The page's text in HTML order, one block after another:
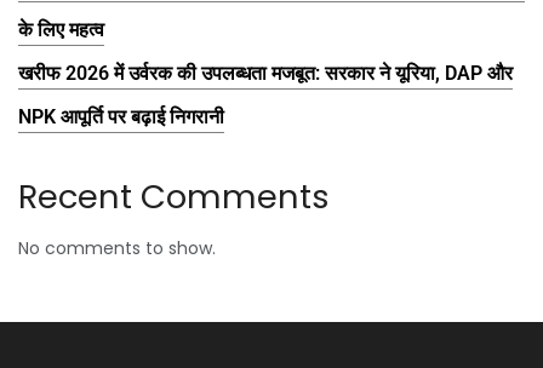
के लिए महत्व
खरीफ 2026 में उर्वरक की उपलब्धता मजबूत: सरकार ने यूरिया, DAP और
NPK आपूर्ति पर बढ़ाई निगरानी
Recent Comments
No comments to show.